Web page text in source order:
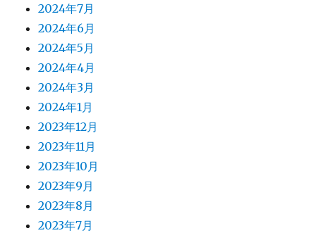
2024年7月
2024年6月
2024年5月
2024年4月
2024年3月
2024年1月
2023年12月
2023年11月
2023年10月
2023年9月
2023年8月
2023年7月